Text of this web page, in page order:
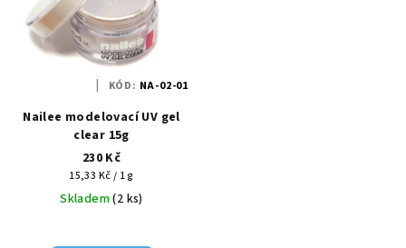
Nailee modelovací UV gel
clear 15g
230 Kč
Měrná
cena:
15,33 Kč / 1 g
Skladem(2 ks)
KÓD: NA-02-01